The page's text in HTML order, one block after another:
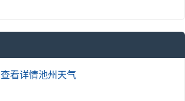
查看详情池州天气